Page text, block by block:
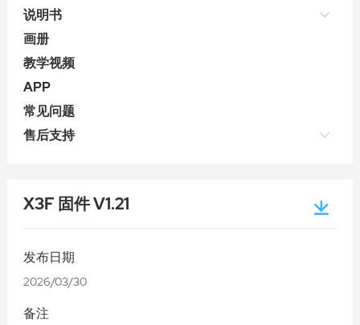
说明书
画册
教学视频
APP
常见问题
售后支持
X3F 固件 V1.21
发布日期
2026/03/30
备注